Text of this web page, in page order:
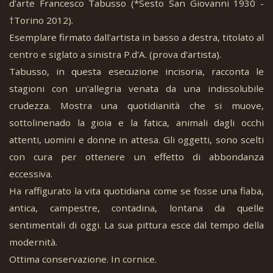
d'arte Francesco Tabusso (*Sesto San Giovanni 1930 -
†Torino 2012).
Esemplare firmato dall'artista in basso a destra, titolato al
centro e siglato a sinistra P.d'A. (prova d'artista).
Tabusso, in questa esecuzione incisoria, racconta le
stagioni con un'allegria venata da una indissolubile
crudezza. Mostra una quotidianità che si muove,
sottolinenado la gioia e la fatica, animali dagli occhi
attenti, uomini e donne in attesa. Gli oggetti, sono scelti
con cura per ottenere un effetto di abbondanza
eccessiva.
Ha raffigurato la vita quotidiana come se fosse una fiaba,
antica, campestre, contadina, lontana da quelle
sentimentali di oggi. La sua pittura esce dal tempo della
modernità.
Ottima conservazione. In cornice.